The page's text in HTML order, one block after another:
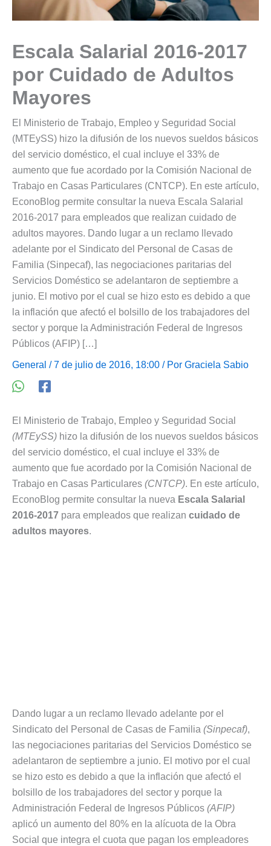
Escala Salarial 2016-2017
por Cuidado de Adultos
Mayores
El Ministerio de Trabajo, Empleo y Seguridad Social
(MTEySS) hizo la difusión de los nuevos sueldos básicos
del servicio doméstico, el cual incluye el 33% de
aumento que fue acordado por la Comisión Nacional de
Trabajo en Casas Particulares (CNTCP). En este artículo,
EconoBlog permite consultar la nueva Escala Salarial
2016-2017 para empleados que realizan cuidado de
adultos mayores. Dando lugar a un reclamo llevado
adelante por el Sindicato del Personal de Casas de
Familia (Sinpecaf), las negociaciones paritarias del
Servicios Doméstico se adelantaron de septiembre a
junio. El motivo por el cual se hizo esto es debido a que
la inflación que afectó el bolsillo de los trabajadores del
sector y porque la Administración Federal de Ingresos
Públicos (AFIP) […]
General / 7 de julio de 2016, 18:00 / Por Graciela Sabio
El Ministerio de Trabajo, Empleo y Seguridad Social
(MTEySS) hizo la difusión de los nuevos sueldos básicos
del servicio doméstico, el cual incluye el 33% de
aumento que fue acordado por la Comisión Nacional de
Trabajo en Casas Particulares (CNTCP). En este artículo,
EconoBlog permite consultar la nueva Escala Salarial
2016-2017 para empleados que realizan cuidado de
adultos mayores.
Dando lugar a un reclamo llevado adelante por el
Sindicato del Personal de Casas de Familia (Sinpecaf),
las negociaciones paritarias del Servicios Doméstico se
adelantaron de septiembre a junio. El motivo por el cual
se hizo esto es debido a que la inflación que afectó el
bolsillo de los trabajadores del sector y porque la
Administración Federal de Ingresos Públicos (AFIP)
aplicó un aumento del 80% en la alícuota de la Obra
Social que integra el cuota que pagan los empleadores